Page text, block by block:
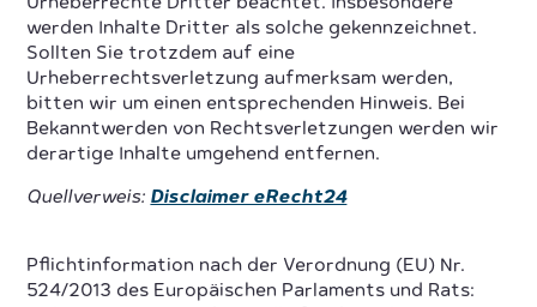
Urheberrechte Dritter beachtet. Insbesondere
werden Inhalte Dritter als solche gekennzeichnet.
Sollten Sie trotzdem auf eine
Urheberrechtsverletzung aufmerksam werden,
bitten wir um einen entsprechenden Hinweis. Bei
Bekanntwerden von Rechtsverletzungen werden wir
derartige Inhalte umgehend entfernen.
Quellverweis: Disclaimer eRecht24
Pflichtinformation nach der Verordnung (EU) Nr.
524/2013 des Europäischen Parlaments und Rats: